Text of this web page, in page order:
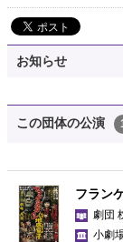
お知らせ
この団体の公演
フラン
劇団
小劇